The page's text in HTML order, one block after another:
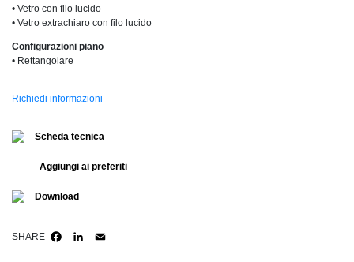
• Vetro con filo lucido
• Vetro extrachiaro con filo lucido
Configurazioni piano
• Rettangolare
Richiedi informazioni
Scheda tecnica
Aggiungi ai preferiti
Download
SHARE FACEBOOK
LINKEDIN